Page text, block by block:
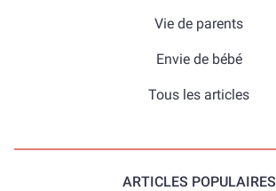
Vie de parents
Envie de bébé
Tous les articles
ARTICLES POPULAIRES